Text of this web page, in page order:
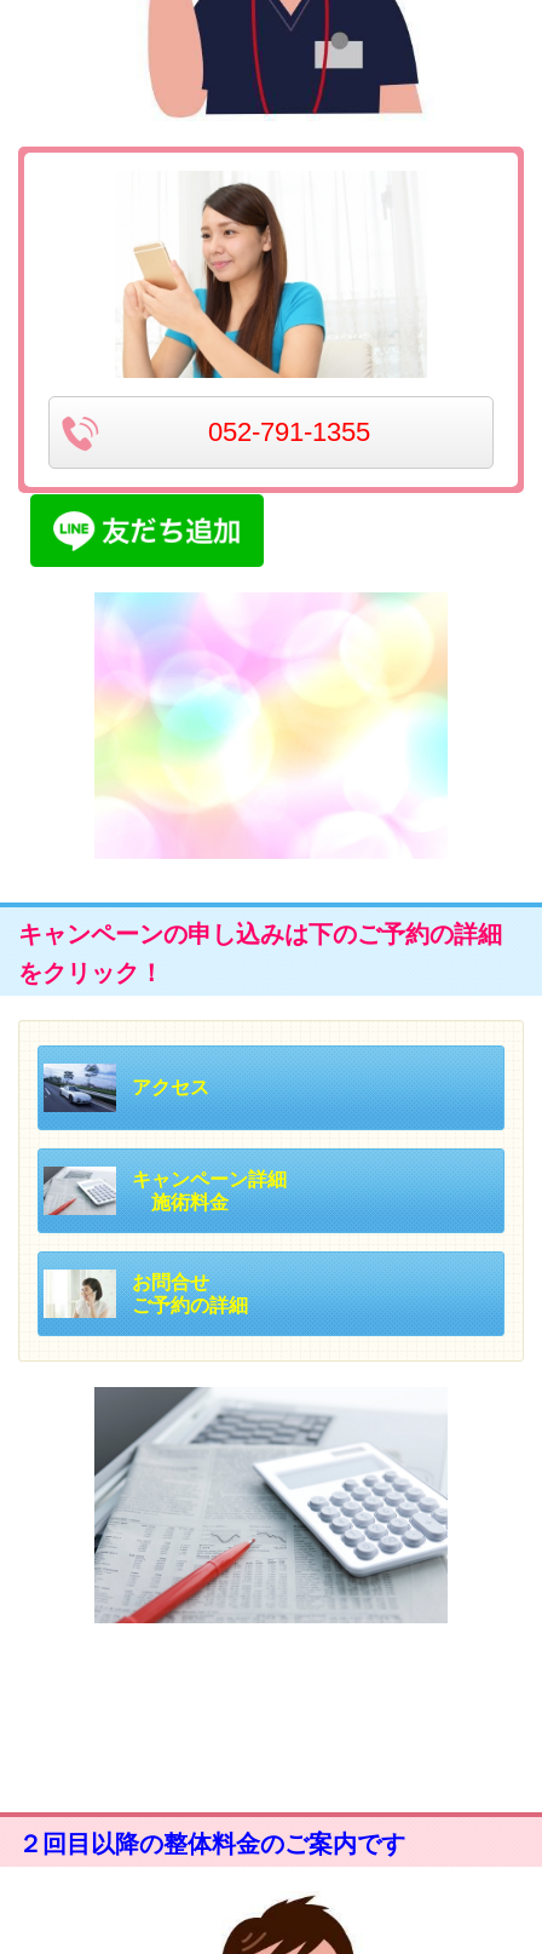
052-791-1355
キャンペーンの申し込みは下のご予約の詳細
をクリック！
アクセス
キャンペーン詳細
施術料金
お問合せ
ご予約の詳細
２回目以降の整体料金のご案内です